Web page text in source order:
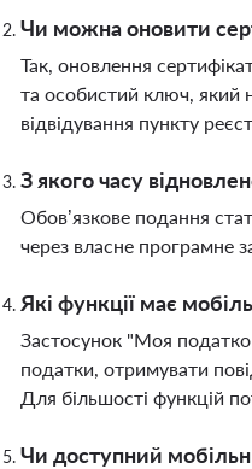
Чи можна оновити
Так, оновлення
та особистий ключ, який
відвідування пункту
З якого часу
Обов’язкове подання
через власне програмне
Які функції має
Застосунок "Моя
податки, отримувати
Для більшості функцій
Чи доступний